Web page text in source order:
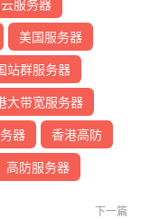
服务器
美国服务器
站群服务器
大带宽服务器
器 香港高防
高防服务器
下一篇